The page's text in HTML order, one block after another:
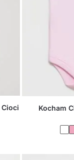
Cioci
Kocham